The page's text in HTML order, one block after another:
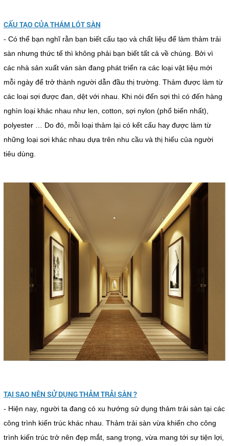
CẤU TẠO CỦA THÁM LÓT SÀN
- Có thể bạn nghĩ rằn bạn biết cấu tạo và chất liệu để làm thảm trải
sàn nhưng thức tế thì không phải bạn biết tất cả về chúng. Bởi vì
các nhà sản xuất ván sàn đang phát triển ra các loại vật liệu mới
mỗi ngày để trở thành người dẫn đầu thị trường. Thảm được làm từ
các loại sợi được đan, dệt với nhau. Khi nói đến sợi thì có đến hàng
nghìn loại khác nhau như len, cotton, sợi nylon (phổ biến nhất),
polyester … Do đó, mỗi loại thảm lại có kết cấu hay được làm từ
những loại sơi khác nhau dựa trên nhu cầu và thị hiếu của người
tiêu dùng.
TẠI SAO NÊN SỬ DỤNG THẢM TRẢI SÀN ?
- Hiện nay, người ta đang có xu hướng sử dụng thảm trải sàn tại các
công trình kiến trúc khác nhau. Thảm trải sàn vừa khiến cho công
trình kiến trúc trở nên đẹp mắt, sang trọng, vừa mang tới sự tiện lợi,